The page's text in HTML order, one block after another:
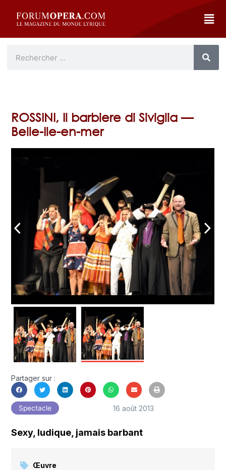
ROSSINI, Il barbiere di Siviglia —
Belle-Ile-en-mer
arrow_back_ios arrow_forward_ios
Partager sur :
Spectacle 16 août 2013
Sexy, ludique, jamais barbant
Œuvre